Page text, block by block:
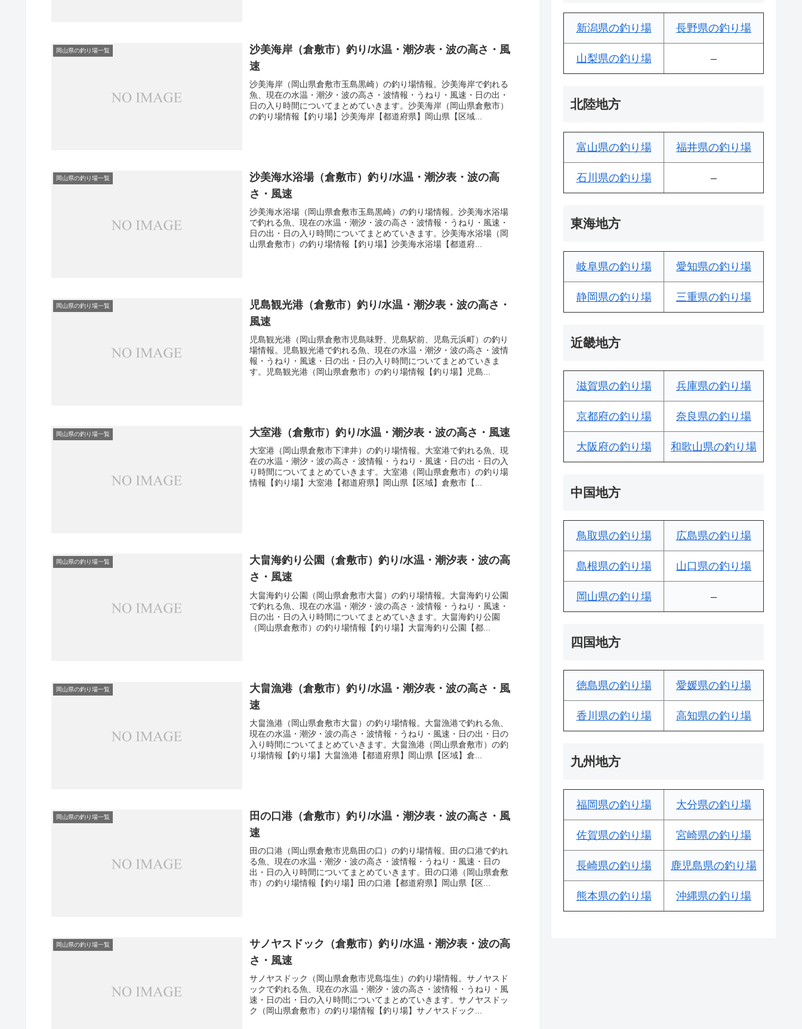
岡山県の釣り場一覧
沙美海岸（倉敷市）釣り/水温・潮汐表・波の高さ・風
速
沙美海岸（岡山県倉敷市玉島黒崎）の釣り場情報。沙美海岸で釣れる
魚、現在の水温・潮汐・波の高さ・波情報・うねり・風速・日の出・
日の入り時間についてまとめていきます。沙美海岸（岡山県倉敷市）
の釣り場情報【釣り場】沙美海岸【都道府県】岡山県【区域...
岡山県の釣り場一覧
沙美海水浴場（倉敷市）釣り/水温・潮汐表・波の高
さ・風速
沙美海水浴場（岡山県倉敷市玉島黒崎）の釣り場情報。沙美海水浴場
で釣れる魚、現在の水温・潮汐・波の高さ・波情報・うねり・風速・
日の出・日の入り時間についてまとめていきます。沙美海水浴場（岡
山県倉敷市）の釣り場情報【釣り場】沙美海水浴場【都道府...
岡山県の釣り場一覧
児島観光港（倉敷市）釣り/水温・潮汐表・波の高さ・
風速
児島観光港（岡山県倉敷市児島味野、児島駅前、児島元浜町）の釣り
場情報。児島観光港で釣れる魚、現在の水温・潮汐・波の高さ・波情
報・うねり・風速・日の出・日の入り時間についてまとめていきま
す。児島観光港（岡山県倉敷市）の釣り場情報【釣り場】児島...
岡山県の釣り場一覧 大室港（倉敷市）釣り/水温・潮汐表・波の高さ・風速
大室港（岡山県倉敷市下津井）の釣り場情報。大室港で釣れる魚、現
在の水温・潮汐・波の高さ・波情報・うねり・風速・日の出・日の入
り時間についてまとめていきます。大室港（岡山県倉敷市）の釣り場
情報【釣り場】大室港【都道府県】岡山県【区域】倉敷市【...
岡山県の釣り場一覧
大畠海釣り公園（倉敷市）釣り/水温・潮汐表・波の高
さ・風速
大畠海釣り公園（岡山県倉敷市大畠）の釣り場情報。大畠海釣り公園
で釣れる魚、現在の水温・潮汐・波の高さ・波情報・うねり・風速・
日の出・日の入り時間についてまとめていきます。大畠海釣り公園
（岡山県倉敷市）の釣り場情報【釣り場】大畠海釣り公園【都...
岡山県の釣り場一覧
大畠漁港（倉敷市）釣り/水温・潮汐表・波の高さ・風
速
大畠漁港（岡山県倉敷市大畠）の釣り場情報。大畠漁港で釣れる魚、
現在の水温・潮汐・波の高さ・波情報・うねり・風速・日の出・日の
入り時間についてまとめていきます。大畠漁港（岡山県倉敷市）の釣
り場情報【釣り場】大畠漁港【都道府県】岡山県【区域】倉...
岡山県の釣り場一覧
田の口港（倉敷市）釣り/水温・潮汐表・波の高さ・風
速
田の口港（岡山県倉敷市児島田の口）の釣り場情報。田の口港で釣れ
る魚、現在の水温・潮汐・波の高さ・波情報・うねり・風速・日の
出・日の入り時間についてまとめていきます。田の口港（岡山県倉敷
市）の釣り場情報【釣り場】田の口港【都道府県】岡山県【区...
岡山県の釣り場一覧
サノヤスドック（倉敷市）釣り/水温・潮汐表・波の高
さ・風速
サノヤスドック（岡山県倉敷市児島塩生）の釣り場情報。サノヤスド
ックで釣れる魚、現在の水温・潮汐・波の高さ・波情報・うねり・風
速・日の出・日の入り時間についてまとめていきます。サノヤスドッ
ク（岡山県倉敷市）の釣り場情報【釣り場】サノヤスドック...
新潟県の釣り場 長野県の釣り場
山梨県の釣り場 –
北陸地方
富山県の釣り場 福井県の釣り場
石川県の釣り場 –
東海地方
岐阜県の釣り場 愛知県の釣り場
静岡県の釣り場 三重県の釣り場
近畿地方
滋賀県の釣り場 兵庫県の釣り場
京都府の釣り場 奈良県の釣り場
大阪府の釣り場 和歌山県の釣り場
中国地方
鳥取県の釣り場 広島県の釣り場
島根県の釣り場 山口県の釣り場
岡山県の釣り場 –
四国地方
徳島県の釣り場 愛媛県の釣り場
香川県の釣り場 高知県の釣り場
九州地方
福岡県の釣り場 大分県の釣り場
佐賀県の釣り場 宮崎県の釣り場
長崎県の釣り場 鹿児島県の釣り場
熊本県の釣り場 沖縄県の釣り場